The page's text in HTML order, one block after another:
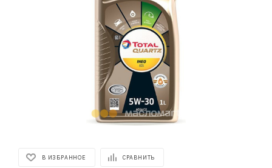
В ИЗБРАННОЕ СРАВНИТЬ